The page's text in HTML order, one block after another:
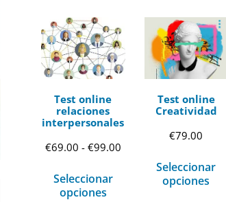
Test online
relaciones
interpersonales
€69.00 - €99.00Rango
Seleccionar
opciones
Test online
Creatividad
€79.00
Seleccionar
opciones